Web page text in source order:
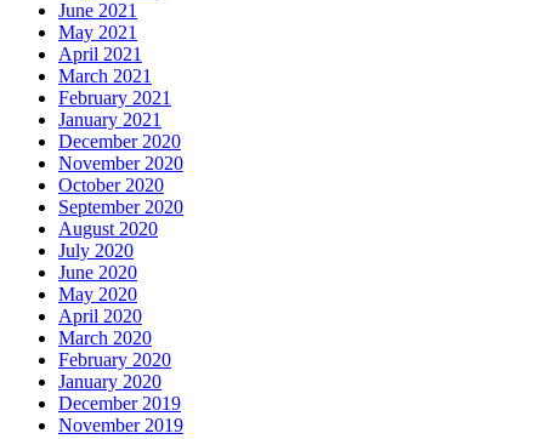
June 2021
May 2021
April 2021
March 2021
February 2021
January 2021
December 2020
November 2020
October 2020
September 2020
August 2020
July 2020
June 2020
May 2020
April 2020
March 2020
February 2020
January 2020
December 2019
November 2019